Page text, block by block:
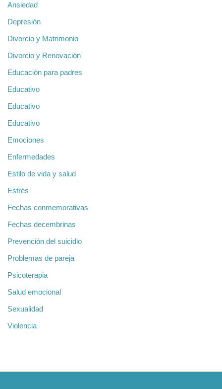
Ansiedad
Depresión
Divorcio y Matrimonio
Divorcio y Renovación
Educación para padres
Educativo
Educativo
Educativo
Emociones
Enfermedades
Estilo de vida y salud
Estrés
Fechas conmemorativas
Fechas decembrinas
Prevención del suicidio
Problemas de pareja
Psicoterapia
Salud emocional
Sexualidad
Violencia